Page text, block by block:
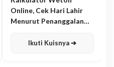
Online, Cek Hari Lahir
Menurut Penanggalan
Ikuti Kuisnya ➔